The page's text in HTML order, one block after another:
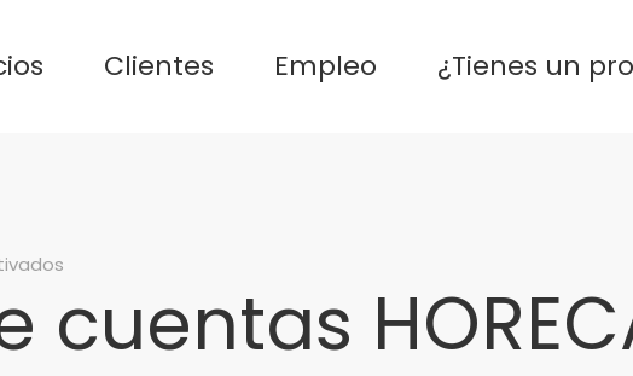
Clientes Empleo ¿Tienes un
de
cuentas
cuentas